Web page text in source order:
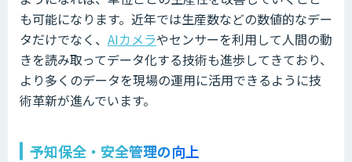
も可能になります。近年では生産数などの数値的なデー
タだけでなく、 AIカメラやセンサーを利用して人間の動
きを読み取ってデータ化する技術も進歩してきており、
より多くのデータを現場の運用に活用できるように技
術革新が進んでいます。
予知保全・安全管理の向上